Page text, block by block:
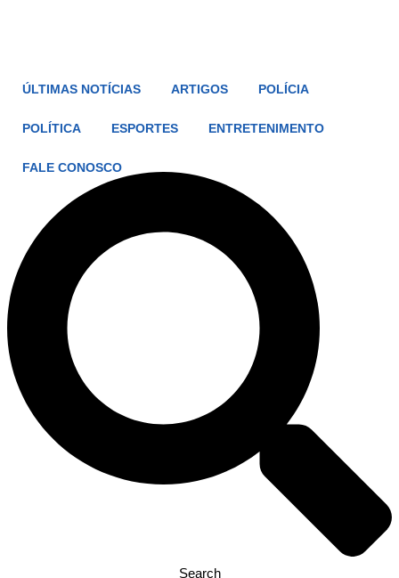
ÚLTIMAS NOTÍCIAS ARTIGOS POLÍCIA
POLÍTICA ESPORTES ENTRETENIMENTO
FALE CONOSCO
Search